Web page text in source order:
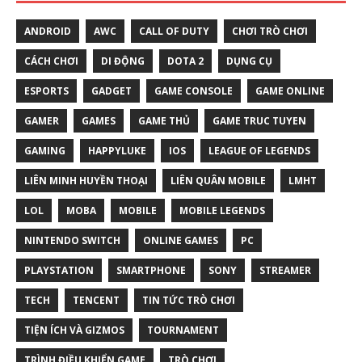
ANDROID AWC CALL OF DUTY CHƠI TRÒ CHƠI
CÁCH CHƠI DI ĐỘNG DOTA 2 DỤNG CỤ
ESPORTS GADGET GAME CONSOLE GAME ONLINE
GAMER GAMES GAME THỦ GAME TRUC TUYEN
GAMING HAPPYLUKE IOS LEAGUE OF LEGENDS
LIÊN MINH HUYỀN THOẠI LIÊN QUÂN MOBILE LMHT
LOL MOBA MOBILE MOBILE LEGENDS
NINTENDO SWITCH ONLINE GAMES PC
PLAYSTATION SMARTPHONE SONY STREAMER
TECH TENCENT TIN TỨC TRÒ CHƠI
TIỆN ÍCH VÀ GIZMOS TOURNAMENT